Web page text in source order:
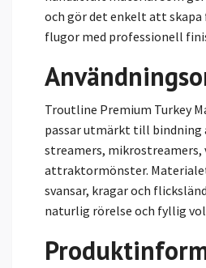
och gör det enkelt att
flugor med professionell
Troutline Premium Turkey
passar utmärkt till bindning
streamers, mikrostreamers,
attraktormönster.
svansar, kragar och
naturlig rörelse och fyllig